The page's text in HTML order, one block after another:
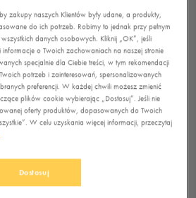
zakupy naszych Klientów były udane, a produkty,
do ich potrzeb. Robimy to jednak przy pełnym
danych osobowych. Kliknij „OK”, jeśli
o Twoich zachowaniach na naszej stronie
specjalnie dla Ciebie treści, w tym rekomendacji
potrzeb i zainteresowań, spersonalizowanych
preferencji. W każdej chwili możesz zmienić
plików cookie wybierając „Dostosuj”. Jeśli nie
oferty produktów, dopasowanych do Twoich
W celu uzyskania więcej informacji, przeczytaj
Dostosuj